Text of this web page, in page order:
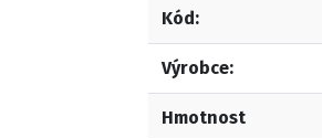
Kód:
Výrobce:
Hmotnost